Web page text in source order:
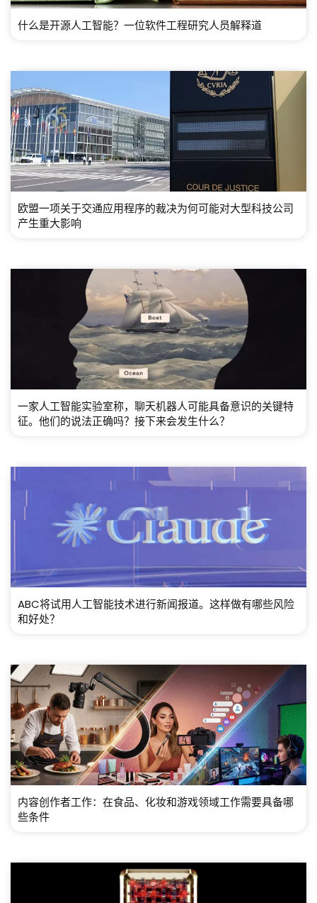
什么是开源人工智能？一位软件工程研究人员解释道
欧盟一项关于交通应用程序的裁决为何可能对大型科技公司
产生重大影响
一家人工智能实验室称，聊天机器人可能具备意识的关键特
征。他们的说法正确吗？接下来会发生什么？
ABC将试用人工智能技术进行新闻报道。这样做有哪些风险
和好处？
内容创作者工作：在食品、化妆和游戏领域工作需要具备哪
些条件